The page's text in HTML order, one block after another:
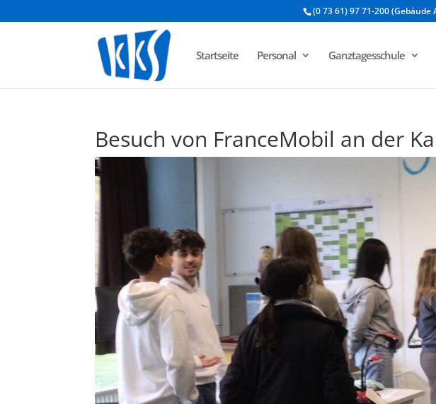
(0 73 61) 97 71-200 (Gebäude
Startseite Personal Ganztagesschule
Besuch von FranceMobil an der